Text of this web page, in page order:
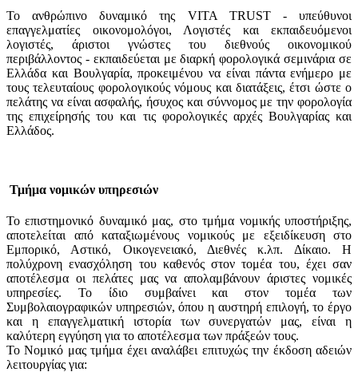
Το ανθρώπινο δυναμικό της VITA TRUST - υπεύθυνοι
επαγγελματίες οικονομολόγοι, Λογιστές και εκπαιδευόμενοι
λογιστές, άριστοι γνώστες του διεθνούς οικονομικού
περιβάλλοντος - εκπαιδεύεται με διαρκή φορολογικά σεμινάρια σε
Ελλάδα και Βουλγαρία, προκειμένου να είναι πάντα ενήμερο με
τους τελευταίους φορολογικούς νόμους και διατάξεις, έτσι ώστε ο
πελάτης να είναι ασφαλής, ήσυχος και σύννομος με την φορολογία
της επιχείρησής του και τις φορολογικές αρχές Βουλγαρίας και
Ελλάδος.
Τμήμα νομικών υπηρεσιών
Το επιστημονικό δυναμικό μας, στο τμήμα νομικής υποστήριξης,
αποτελείται από καταξιωμένους νομικούς με εξειδίκευση στο
Εμπορικό, Αστικό, Οικογενειακό, Διεθνές κ.λπ. Δίκαιο. Η
πολύχρονη ενασχόληση του καθενός στον τομέα του, έχει σαν
αποτέλεσμα οι πελάτες μας να απολαμβάνουν άριστες νομικές
υπηρεσίες. Το ίδιο συμβαίνει και στον τομέα των
Συμβολαιογραφικών υπηρεσιών, όπου η αυστηρή επιλογή, το έργο
και η επαγγελματική ιστορία των συνεργατών μας, είναι η
καλύτερη εγγύηση για το αποτέλεσμα των πράξεών τους.
Το Νομικό μας τμήμα έχει αναλάβει επιτυχώς την έκδοση αδειών
λειτουργίας για: